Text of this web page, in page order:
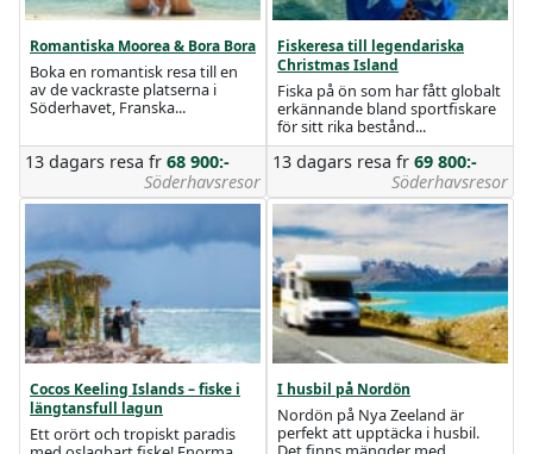
Romantiska Moorea & Bora Bora
Boka en romantisk resa till en
av de vackraste platserna i
Söderhavet, Franska...
13 dagars resa fr 68 900:-
Söderhavsresor
Fiskeresa till legendariska
Christmas Island
Fiska på ön som har fått globalt
erkännande bland sportfiskare
för sitt rika bestånd...
13 dagars resa fr 69 800:-
Söderhavsresor
Cocos Keeling Islands – fiske i
längtansfull lagun
Ett orört och tropiskt paradis
I husbil på Nordön
Nordön på Nya Zeeland är
perfekt att upptäcka i husbil.